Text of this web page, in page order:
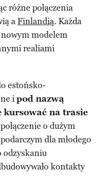
różne połączenia
aFinlandią. Każda
nowym modelem
realiami
estońsko-
ipod nazwą
kursować na trasie
o dużym
dla młodego
odzyskaniu
kontakty